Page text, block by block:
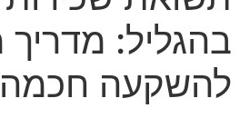
בהגליל: מדריך
להשקעה חכמה